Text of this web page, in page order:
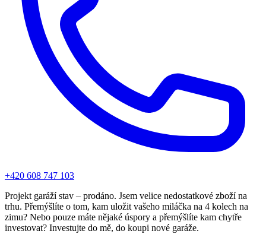
+420 608 747 103
Projekt garáží stav – prodáno. Jsem velice nedostatkové zboží na
trhu. Přemýšlíte o tom, kam uložit vašeho miláčka na 4 kolech na
zimu? Nebo pouze máte nějaké úspory a přemýšlíte kam chytře
investovat? Investujte do mě, do koupi nové garáže.